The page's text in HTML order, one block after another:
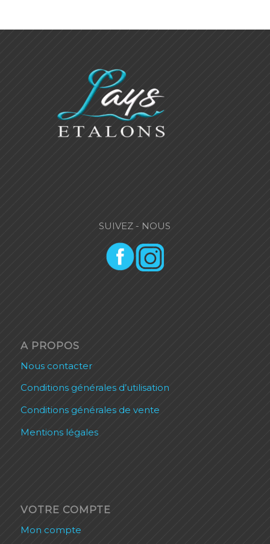
SUIVEZ - NOUS
A PROPOS
Nous contacter
Conditions générales d’utilisation
Conditions générales de vente
Mentions légales
VOTRE COMPTE
Mon compte